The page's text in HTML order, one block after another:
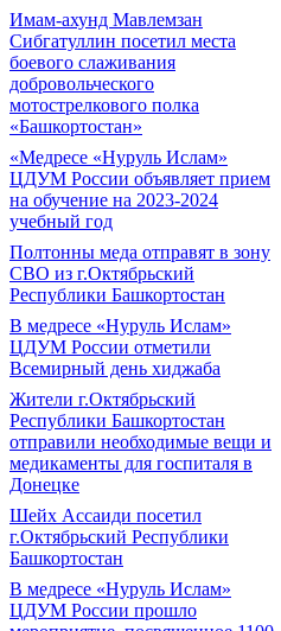
Имам-ахунд Мавлемзан
Сибгатуллин посетил места
боевого слаживания
добровольческого
мотострелкового полка
«Башкортостан»
«Медресе «Нуруль Ислам»
ЦДУМ России объявляет прием
на обучение на 2023-2024
учебный год
Полтонны меда отправят в зону
СВО из г.Октябрьский
Республики Башкортостан
В медресе «Нуруль Ислам»
ЦДУМ России отметили
Всемирный день хиджаба
Жители г.Октябрьский
Республики Башкортостан
отправили необходимые вещи и
медикаменты для госпиталя в
Донецке
Шейх Ассаиди посетил
г.Октябрьский Республики
Башкортостан
В медресе «Нуруль Ислам»
ЦДУМ России прошло